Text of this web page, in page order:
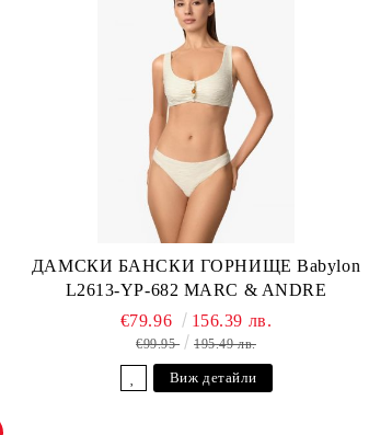
ДАМСКИ БАНСКИ ГОРНИЩЕ Babylon
L2613-YP-682 MARC & ANDRE
€79.96 156.39 лв.
€99.95 195.49 лв.
Виж детайли